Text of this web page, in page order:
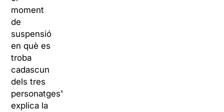
moment
de
suspensió
en què es
troba
cadascun
dels tres
personatges”,
explica la